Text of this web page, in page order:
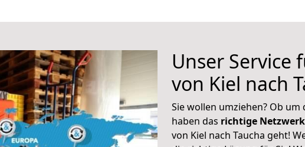
Unser Service
von Kiel nach
Sie wollen umziehen? Ob
haben das richtige Netzwerk
von Kiel nach Taucha geht!